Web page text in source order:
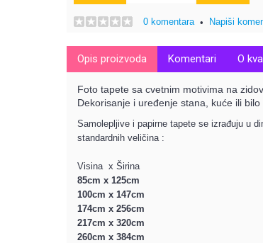
0 komentara• Napiši
Opis proizvoda Komentari O
Foto tapete sa cvetnim motivima na
Dekorisanje i uređenje stana, kuće ili
Samolepljive i papirne tapete se izrađuju u
standardnih veličina :
Visina x Širina
85cm x 125cm
100cm x 147cm
174cm x 256cm
217cm x 320cm
260cm x 384cm